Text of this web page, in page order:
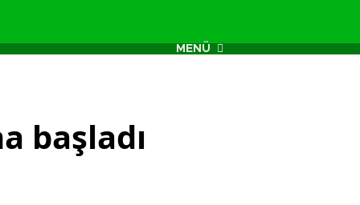
MENÜ
başladı